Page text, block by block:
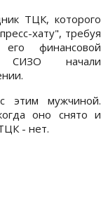
ТЦК, которого
хату", требуя
финансовой
СИЗО начали
этим мужчиной.
оно снято и
- нет.